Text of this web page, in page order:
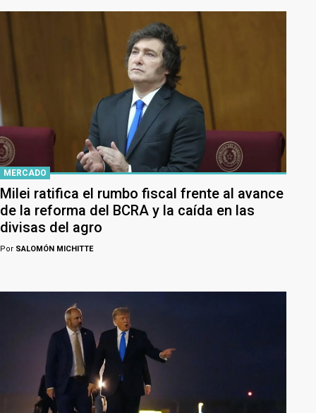
MERCADO
Milei ratifica el rumbo fiscal frente al avance
de la reforma del BCRA y la caída en las
divisas del agro
Por SALOMÓN MICHITTE